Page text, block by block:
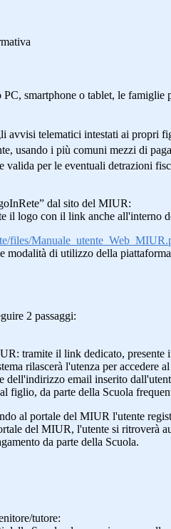
smartphone o tablet, le famiglie
avvisi telematici intestati ai propri
usando i più comuni mezzi di
valida per le eventuali detrazioni
dal sito del MIUR:
il logo con il link anche all'interno
files/
modalità di utilizzo della
2 passaggi:
tramite il link dedicato,
rilascerà l'utenza per accedere
dell'indirizzo email inserito
figlio, da parte della Scuola
al portale del MIUR l'utente
del MIUR, l'utente si ritroverà
da parte della Scuola.
tutore: